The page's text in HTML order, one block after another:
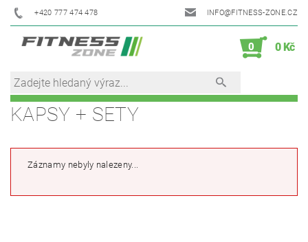
+420 777 474 478 INFO@FITNESS-ZONE.CZ
0 0 Kč
KAPSY + SETY
Záznamy nebyly nalezeny...